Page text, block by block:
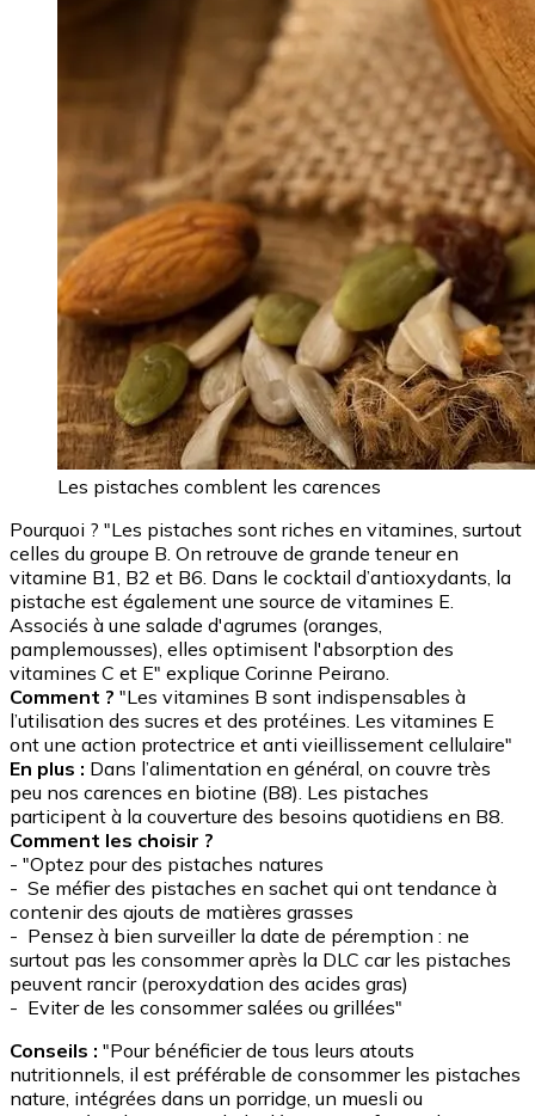
Les pistaches comblent les carences
Pourquoi ? "Les pistaches sont riches en vitamines, surtout
celles du groupe B. On retrouve de grande teneur en
vitamine B1, B2 et B6. Dans le cocktail d’antioxydants, la
pistache est également une source de vitamines E.
Associés à une salade d'agrumes (oranges,
pamplemousses), elles optimisent l'absorption des
vitamines C et E" explique Corinne Peirano.
Comment ? "Les vitamines B sont indispensables à
l’utilisation des sucres et des protéines. Les vitamines E
ont une action protectrice et anti vieillissement cellulaire"
En plus : Dans l’alimentation en général, on couvre très
peu nos carences en biotine (B8). Les pistaches
participent à la couverture des besoins quotidiens en B8.
Comment les choisir ?
- "Optez pour des pistaches natures
- Se méfier des pistaches en sachet qui ont tendance à
contenir des ajouts de matières grasses
- Pensez à bien surveiller la date de péremption : ne
surtout pas les consommer après la DLC car les pistaches
peuvent rancir (peroxydation des acides gras)
- Eviter de les consommer salées ou grillées"
Conseils : "Pour bénéficier de tous leurs atouts
nutritionnels, il est préférable de consommer les pistaches
nature, intégrées dans un porridge, un muesli ou